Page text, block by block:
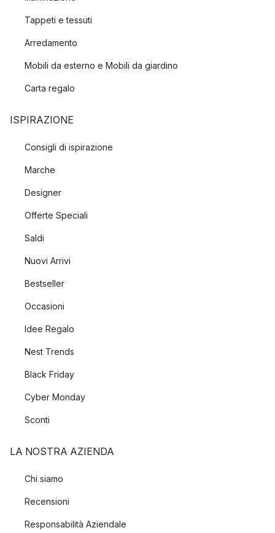
Tappeti e tessuti
Arredamento
Mobili da esterno e Mobili da giardino
Carta regalo
ISPIRAZIONE
Consigli di ispirazione
Marche
Designer
Offerte Speciali
Saldi
Nuovi Arrivi
Bestseller
Occasioni
Idee Regalo
Nest Trends
Black Friday
Cyber Monday
Sconti
LA NOSTRA AZIENDA
Chi siamo
Recensioni
Responsabilità Aziendale